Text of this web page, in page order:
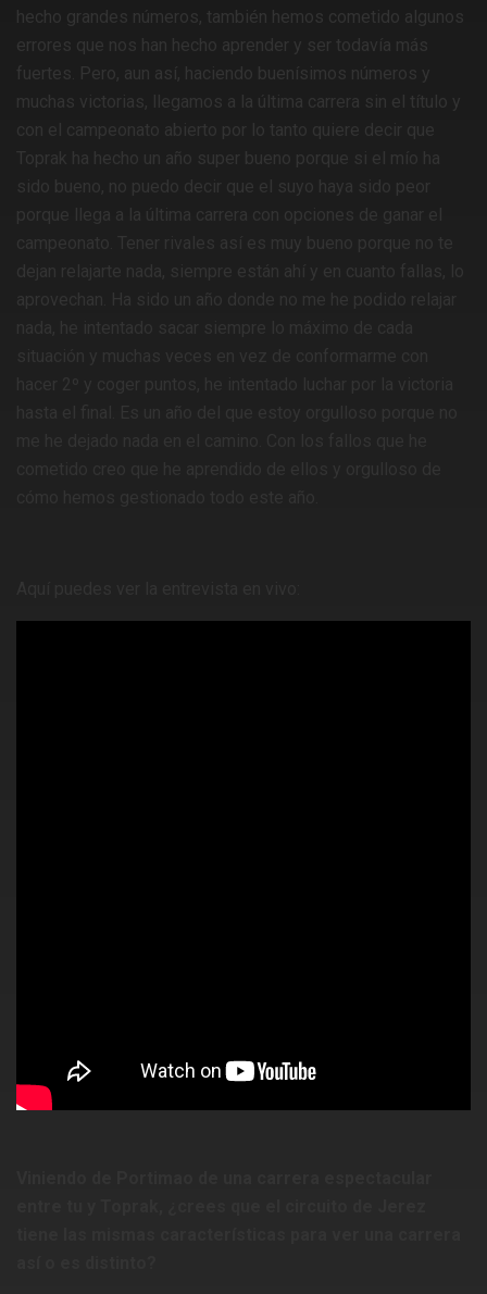
hecho grandes números, también hemos cometido algunos
errores que nos han hecho aprender y ser todavía más
fuertes. Pero, aun así, haciendo buenísimos números y
muchas victorias, llegamos a la última carrera sin el título y
con el campeonato abierto por lo tanto quiere decir que
Toprak ha hecho un año super bueno porque si el mío ha
sido bueno, no puedo decir que el suyo haya sido peor
porque llega a la última carrera con opciones de ganar el